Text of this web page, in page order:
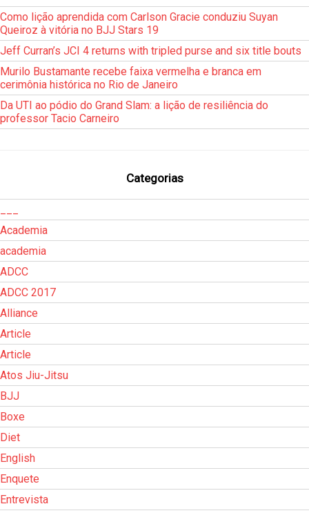
Como lição aprendida com Carlson Gracie conduziu Suyan
Queiroz à vitória no BJJ Stars 19
Jeff Curran’s JCI 4 returns with tripled purse and six title bouts
Murilo Bustamante recebe faixa vermelha e branca em
cerimônia histórica no Rio de Janeiro
Da UTI ao pódio do Grand Slam: a lição de resiliência do
professor Tacio Carneiro
Categorias
Academia
academia
ADCC
ADCC 2017
Alliance
Article
Article
Atos Jiu-Jitsu
BJJ
Boxe
Diet
English
Enquete
Entrevista